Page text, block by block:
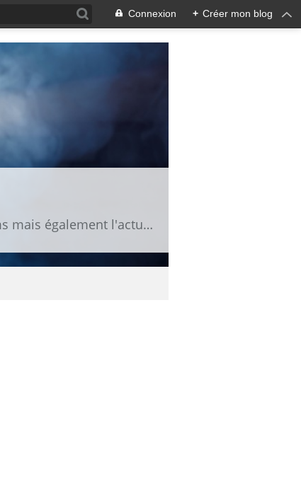
Connexion + Créer mon blog
Fan de cinéma, vous trouverez ici des news, des bandes annonces, des fiches de films mais également l'actu des séries TV.